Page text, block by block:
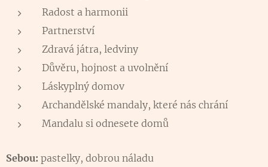
Radost a harmonii
Partnerství
Zdravá játra, ledviny
Důvěru, hojnost a uvolnění
Láskyplný domov
Archandělské mandaly, které nás chrání
Mandalu si odnesete domů
Sebou: pastelky, dobrou náladu